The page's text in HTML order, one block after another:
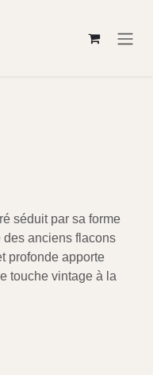
séduit par sa forme
anciens flacons
profonde apporte
touche vintage à la